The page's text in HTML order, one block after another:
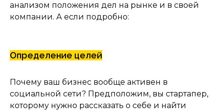
анализом положения дел на рынке и в своей
компании. А если подробно:
Определение целей
Почему ваш бизнес вообще активен в
социальной сети? Предположим, вы стартапер,
которому нужно рассказать о себе и найти